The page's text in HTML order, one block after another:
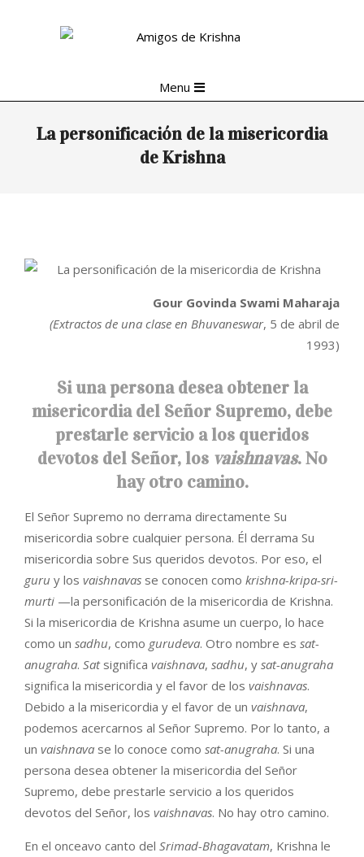
Navigation
Menu
Menu
La personificación de la misericordia
de Krishna
Gour Govinda Swami Maharaja
(Extractos de una clase en Bhuvaneswar, 5 de abril de
1993)
Si una persona desea obtener la
misericordia del Señor Supremo, debe
prestarle servicio a los queridos
devotos del Señor, los vaishnavas. No
hay otro camino.
El Señor Supremo no derrama directamente Su
misericordia sobre cualquier persona. Él derrama Su
misericordia sobre Sus queridos devotos. Por eso, el
guru y los vaishnavas se conocen como krishna-kripa-sri-
murti —la personificación de la misericordia de Krishna.
Si la misericordia de Krishna asume un cuerpo, lo hace
como un sadhu, como gurudeva. Otro nombre es sat-
anugraha. Sat significa vaishnava, sadhu, y sat-anugraha
significa la misericordia y el favor de los vaishnavas.
Debido a la misericordia y el favor de un vaishnava,
podemos acercarnos al Señor Supremo. Por lo tanto, a
un vaishnava se lo conoce como sat-anugraha. Si una
persona desea obtener la misericordia del Señor
Supremo, debe prestarle servicio a los queridos
devotos del Señor, los vaishnavas. No hay otro camino.
En el onceavo canto del Srimad-Bhagavatam, Krishna le